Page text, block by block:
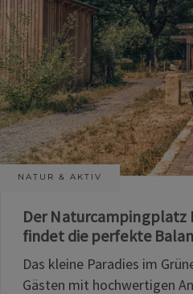
NATUR & AKTIV
Der
findet die perfekte
Das kleine Paradies im
Gästen mit hochwertigen